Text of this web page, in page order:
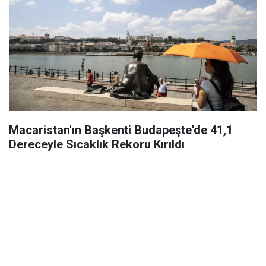
Macaristan'ın Başkenti Budapeşte'de 41,1
Dereceyle Sıcaklık Rekoru Kırıldı